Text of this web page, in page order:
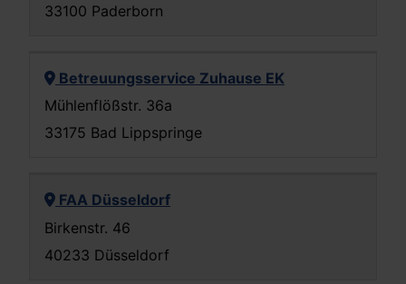
33100 Paderborn
Betreuungsservice Zuhause EK
Mühlenflößstr. 36a
33175 Bad Lippspringe
FAA Düsseldorf
Birkenstr. 46
40233 Düsseldorf